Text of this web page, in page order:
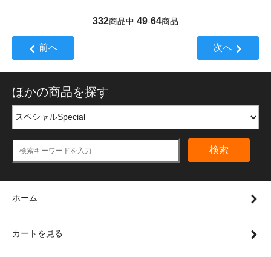
332商品中 49-64商品
前へ 次へ
ほかの商品を探す
検索
ホーム
カートを見る